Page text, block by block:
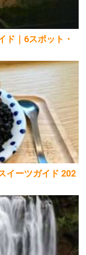
ド｜6スポット・
イーツガイド 202